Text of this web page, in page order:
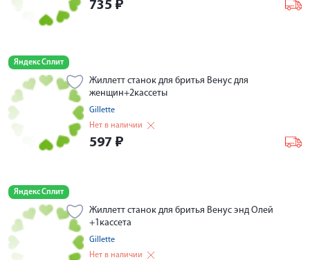
735 ₽
Яндекс Сплит
Жиллетт станок для бритья Венус для
женщин+2кассеты
Gillette
Нет в наличии
597 ₽
Яндекс Сплит
Жиллетт станок для бритья Венус энд Олей
+1кассета
Gillette
Нет в наличии